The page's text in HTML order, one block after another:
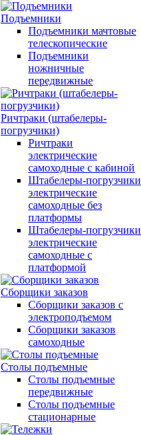
Подъемники
Подъемники мачтовые
телескопические
Подъемники
ножничные
передвижные
Ричтраки (штабелеры-
погрузчики)
Ричтраки
электрические
самоходные с кабиной
Штабелеры-погрузчики
электрические
самоходные без
платформы
Штабелеры-погрузчики
электрические
самоходные с
платформой
Сборщики заказов
Сборщики заказов с
электроподъемом
Сборщики заказов
самоходные
Столы подъемные
Столы подъемные
передвижные
Столы подъемные
стационарные